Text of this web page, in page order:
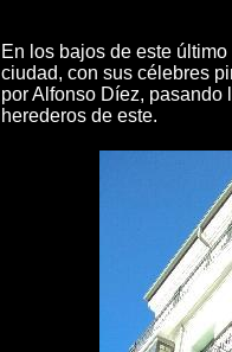
En los bajos de este
ciudad, con sus célebres
por Alfonso Díez, pasando
herederos de este.